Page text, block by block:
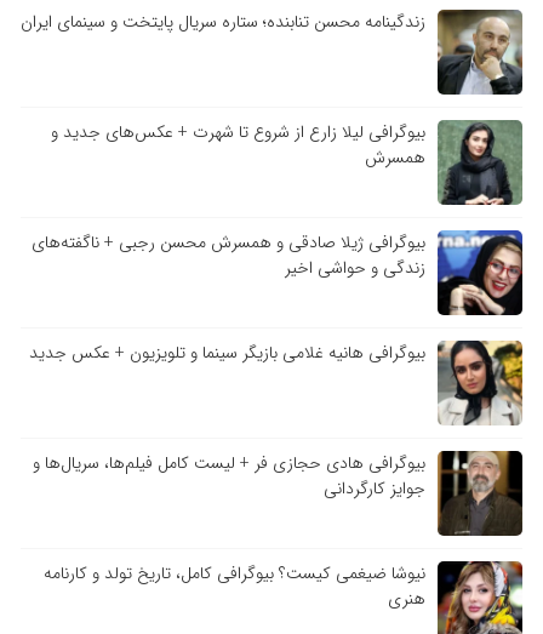
زندگینامه محسن تنابنده؛ ستاره سریال پایتخت و سینمای ایران
بیوگرافی لیلا زارع از شروع تا شهرت + عکس‌های جدید و
همسرش
بیوگرافی ژیلا صادقی و همسرش محسن رجبی + ناگفته‌های
زندگی و حواشی اخیر
بیوگرافی هانیه غلامی بازیگر سینما و تلویزیون + عکس جدید
بیوگرافی هادی حجازی فر + لیست کامل فیلم‌ها، سریال‌ها و
جوایز کارگردانی
نیوشا ضیغمی کیست؟ بیوگرافی کامل، تاریخ تولد و کارنامه
هنری